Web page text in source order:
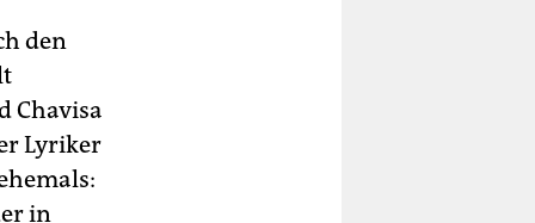
den
Chavisa
Lyriker
in